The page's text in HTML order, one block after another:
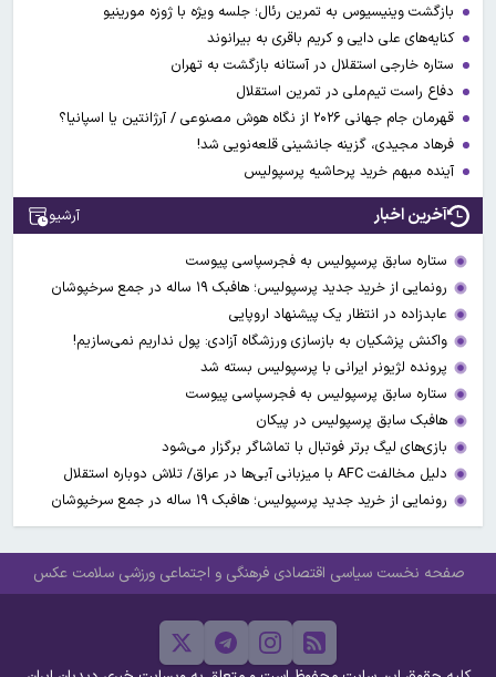
بازگشت وینیسیوس به تمرین رئال؛ جلسه ویژه با ژوزه مورینیو
کنایه‌های علی دایی و کریم باقری به بیرانوند
ستاره خارجی استقلال در آستانه بازگشت به تهران
دفاع راست تیم‌ملی در تمرین استقلال
قهرمان جام جهانی ۲۰۲۶ از نگاه هوش مصنوعی / آرژانتین یا اسپانیا؟
فرهاد مجیدی، گزینه جانشینی قلعه‌نویی شد!
آینده مبهم خرید پرحاشیه پرسپولیس
آخرین اخبار آرشیو
ستاره سابق پرسپولیس به فجرسپاسی پیوست
رونمایی از خرید جدید پرسپولیس؛ هافبک ۱۹ ساله در جمع سرخپوشان
عابدزاده در انتظار یک پیشنهاد اروپایی
واکنش پزشکیان به بازسازی ورزشگاه آزادی: پول نداریم نمی‌سازیم!
پرونده لژیونر ایرانی با پرسپولیس بسته شد
ستاره سابق پرسپولیس به فجرسپاسی پیوست
هافبک سابق پرسپولیس در پیکان
بازی‌های لیگ برتر فوتبال با تماشاگر برگزار می‌شود
دلیل مخالفت AFC با میزبانی آبی‌ها در عراق/ تلاش دوباره استقلال
رونمایی از خرید جدید پرسپولیس؛ هافبک ۱۹ ساله در جمع سرخپوشان
صفحه نخست سیاسی اقتصادی فرهنگی و اجتماعی ورزشی سلامت عکس